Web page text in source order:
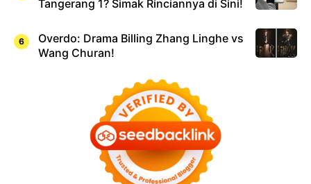
Tangerang 1? Simak Rinciannya di Sini!
Overdo: Drama Billing Zhang Linghe vs
Wang Churan!